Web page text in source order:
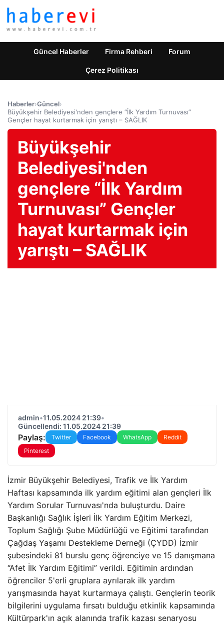
Güncel Haberler Firma Rehberi Forum
Çerez Politikası
Haberler›Güncel›
Büyükşehir Belediyesi'nden gençlere “İlk Yardım Turnuvası”
Gençler hayat kurtarmak için yarıştı – SAĞLIK
Büyükşehir
Belediyesi'nden
gençlere “İlk Yardım
Turnuvası” Gençler
hayat kurtarmak için
yarıştı – SAĞLIK
admin•11.05.2024 21:39•
Güncellendi: 11.05.2024 21:39
Paylaş: Twitter Facebook WhatsApp
Reddit
Pinterest
İzmir Büyükşehir Belediyesi, Trafik ve İlk Yardım
Haftası kapsamında ilk yardım eğitimi alan gençleri İlk
Yardım Sorular Turnuvası'nda buluşturdu. Daire
Başkanlığı Sağlık İşleri İlk Yardım Eğitim Merkezi,
Toplum Sağlığı Şube Müdürlüğü ve Eğitimi tarafından
Çağdaş Yaşamı Destekleme Derneği (ÇYDD) İzmir
şubesindeki 81 burslu genç öğrenciye ve 15 danışmana
“Afet İlk Yardım Eğitimi” verildi. Eğitimin ardından
öğrenciler 5'erli gruplara ayrılarak ilk yardım
yarışmasında hayat kurtarmaya çalıştı. Gençlerin teorik
bilgilerini uygulama fırsatı bulduğu etkinlik kapsamında
Kültürpark'ın açık alanında trafik kazası senaryosu